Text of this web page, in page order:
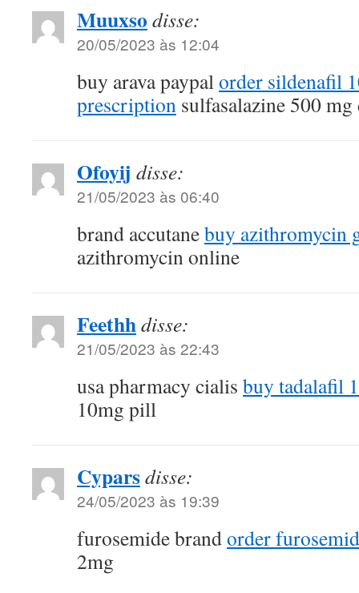
Muuxso disse:
20/05/2023 às 12:04
buy arava paypalorder sildenafil
prescription sulfasalazine 500
Ofoyij disse:
21/05/2023 às 06:40
brand accutanebuy azithromycin
azithromycin online
Feethhdisse:
21/05/2023 às 22:43
usa pharmacy cialis buy tadalafil
10mg pill
Cyparsdisse:
24/05/2023 às 19:39
furosemide brandorder
2mg